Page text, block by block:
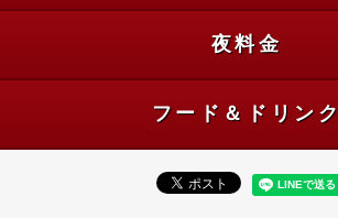
夜料金
フード＆ドリンク